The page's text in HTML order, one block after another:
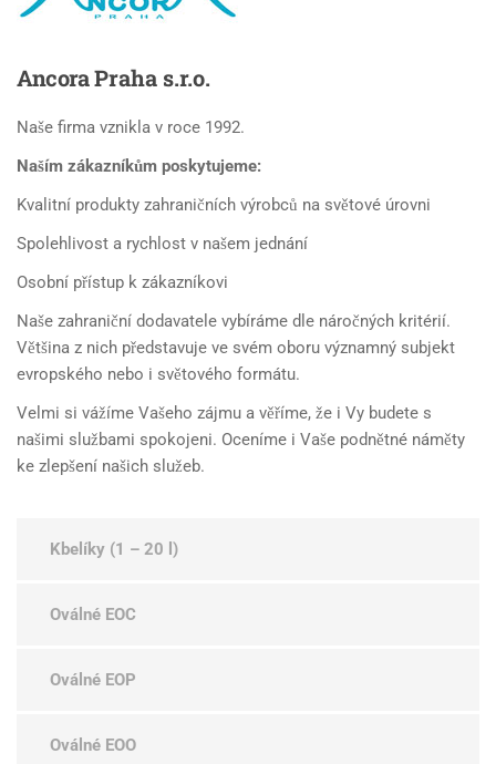
AncoraPraha s.r.o.
Naše firma vznikla v roce 1992.
Naším zákazníkům poskytujeme:
Kvalitní produkty zahraničních výrobců na světové úrovni
Spolehlivost a rychlost v našem jednání
Osobní přístup k zákazníkovi
Naše zahraniční dodavatele vybíráme dle náročných kritérií.
Většina z nich představuje ve svém oboru významný subjekt
evropského nebo i světového formátu.
Velmi si vážíme Vašeho zájmu a věříme, že i Vy budete s
našimi službami spokojeni. Oceníme i Vaše podnětné náměty
ke zlepšení našich služeb.
Kbelíky (1 – 20 l)
Oválné EOC
Oválné EOP
Oválné EOO